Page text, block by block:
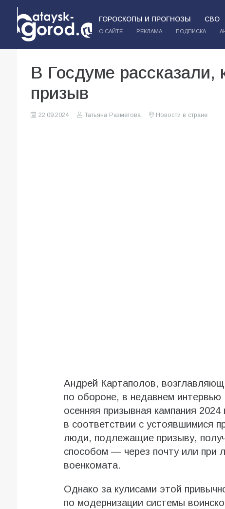
ГОРОСКОПЫ И ПРОГНОЗЫ СВО
О САЙТЕ РЕКЛАМА ПОДПИСКА
В Госдуме рассказали,
призыв
22.09.2024 Татьяна Разметова Новости в стране
Андрей Картаполов,
по обороне, в недавнем
осенняя призывная кампания
в соответствии с устоявшимися
люди, подлежащие призыву,
способом — через почту или при
военкомата.
Однако за кулисами этой
по модернизации системы